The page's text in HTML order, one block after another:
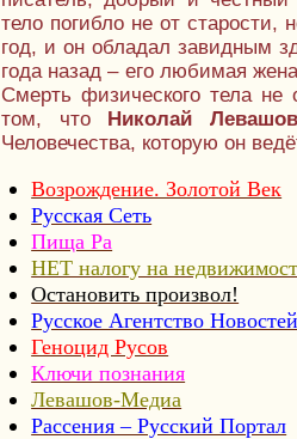
тело погибло не от
год, и он обладал завидным
года назад – его любимая
Смерть физического тела не
том, что Николай Левашов
Человечества, которую он
Возрождение. Золотой Век
Русская Сеть
Пища Ра
НЕТ налогу на
Остановить произвол!
Русское Агентство Новостей
Геноцид Русов
Ключи познания
Левашов-Медиа
Рассения – Русский Портал